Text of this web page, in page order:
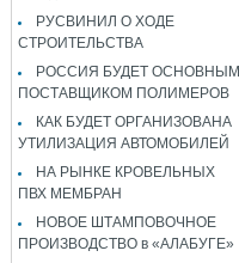
РУСВИНИЛ О ХОДЕ
СТРОИТЕЛЬСТВА
РОССИЯ БУДЕТ ОСНОВНЫМ
ПОСТАВЩИКОМ ПОЛИМЕРОВ
КАК БУДЕТ ОРГАНИЗОВАНА
УТИЛИЗАЦИЯ АВТОМОБИЛЕЙ
НА РЫНКЕ КРОВЕЛЬНЫХ
ПВХ МЕМБРАН
НОВОЕ ШТАМПОВОЧНОЕ
ПРОИЗВОДСТВО в «АЛАБУГЕ»